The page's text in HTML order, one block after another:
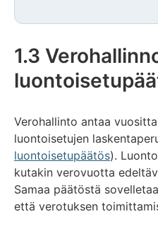
1.3
Verohallinto antaa
luontoisetujen
luontoisetupäätös).
kutakin verovuotta
Samaa päätöstä
että verotuksen